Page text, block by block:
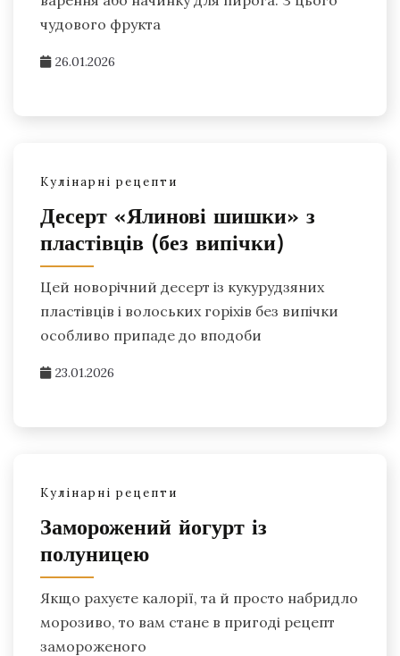
чудового фрукта
26.01.2026
Кулінарні рецепти
Десерт «Ялинові шишки» з
пластівців (без випічки)
Цей новорічний десерт із кукурудзяних
пластівців і волоських горіхів без випічки
особливо припаде до вподоби
23.01.2026
Кулінарні рецепти
Заморожений йогурт із
полуницею
Якщо рахуєте калорії, та й просто набридло
морозиво, то вам стане в пригоді рецепт
замороженого